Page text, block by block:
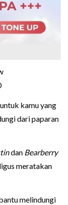
kamu yang
dari paparan
dan Bearberry
meratakan
melindungi